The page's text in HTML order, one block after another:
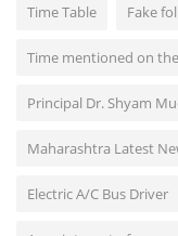
Time Table Fake
Time mentioned on
Principal Dr. Shyam
Maharashtra Latest
Electric A/C Bus Driver